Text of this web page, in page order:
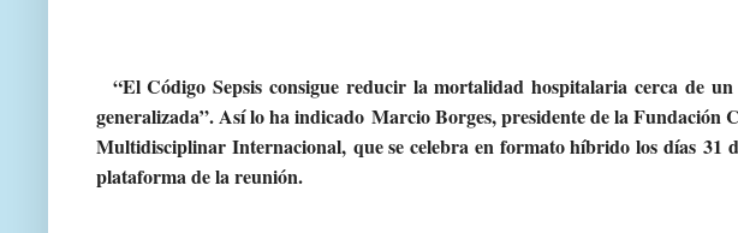
“El Código Sepsis consigue reducir la mortalidad hospitalaria cerca de
generalizada”. Así lo ha indicado Marcio Borges, presidente de la Fundación
Multidisciplinar Internacional,que se celebra en formato híbrido los días 31
plataforma de la reunión.